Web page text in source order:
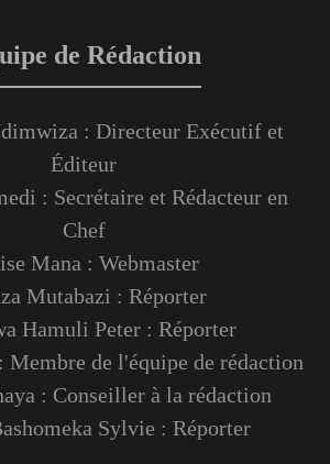
de Rédaction
: Directeur Exécutif et
Éditeur
: Secrétaire et Rédacteur en
Chef
Mana : Webmaster
Mutabazi : Réporter
Hamuli Peter : Réporter
Membre de l'équipe de rédaction
: Conseiller à la rédaction
Sylvie : Réporter